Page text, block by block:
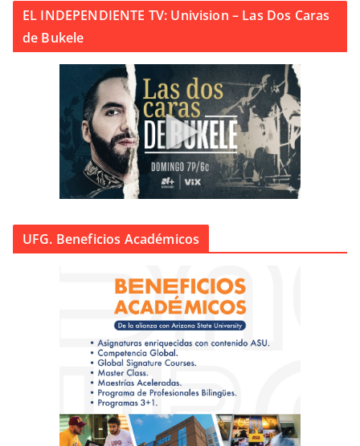
EL INDEPENDIENTE TV: Univision – Las Dos Caras
de Bukele
UFG. Beneficios Académicos